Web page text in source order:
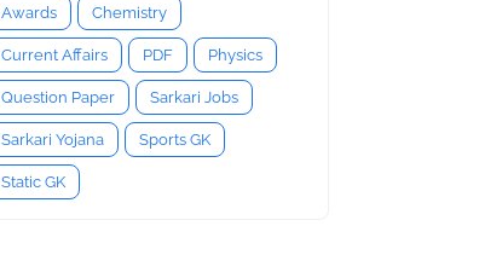
Awards Chemistry
Current Affairs PDF Physics
Question Paper Sarkari Jobs
Sarkari Yojana Sports GK
Static GK